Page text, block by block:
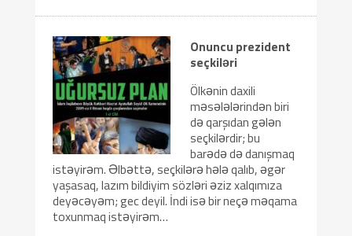
Onuncu prezident
seçkiləri
Ölkənin daxili
məsələlərindən biri
də qarşıdan gələn
seçkilərdir; bu
barədə də danışmaq
istəyirəm. Əlbəttə, seçkilərə hələ qalıb, əgər
yaşasaq, lazım bildiyim sözləri əziz xalqımıza
deyəcəyəm; gec deyil. İndi isə bir neçə məqama
toxunmaq istəyirəm…